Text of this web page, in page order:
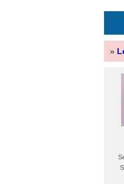
»